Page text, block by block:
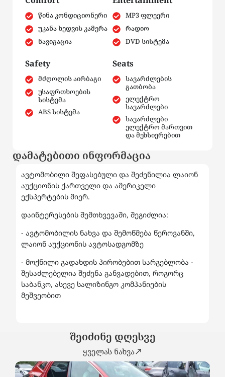
წინა კონდიციონერი
უკანა ხედვის კამერა
ნავიგაცია
MP3 ფლეერი
რადიო
DVD სისტემა
Safety
მძღოლის აირბაგი
უსაფრთხოების
სისტემა
ABS სისტემა
Seats
სავარძლების
გათბობა
ელექტრო
სავარძლები
სავარძლები
ელექტრო მართვით
და მეხსიერებით
დამატებითი ინფორმაცია
ავტომობილი შეფასებული და შეძენილია ლაიონ
აუქციონის ქართველი და ამერიკელი
ექსპერტების მიერ.
დაინტერესების შემთხვევაში, შეგიძლია:
- ავტომობილის ნახვა და შემოწმება წეროვანში,
ლაიონ აუქციონის ავტოსადგომზე
- მოქნილი გადახდის პირობებით სარგებლობა -
შესაძლებელია შეძენა განვადებით, როგორც
საბანკო, ასევე სალიზინგო კომპანიების
მეშვეობით
შეიძინე დღესვე
ყველას ნახვა